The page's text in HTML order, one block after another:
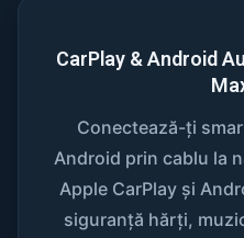
CarPlay & Android
Conectează-ți
Android prin cablu la
Apple CarPlay și
siguranță hărți,